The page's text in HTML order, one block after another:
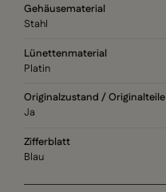
Gehäusematerial
Stahl
Lünettenmaterial
Platin
Originalzustand / Originalteile
Ja
Zifferblatt
Blau